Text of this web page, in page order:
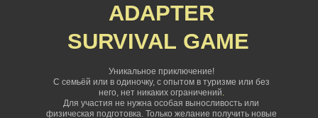
ADAPTER
SURVIVAL GAME
Уникальное приключение!
С семьёй или в одиночку, с опытом в туризме или без
него, нет никаких ограничений.
Для участия не нужна особая выносливость или
физическая подготовка. Только желание получить новые